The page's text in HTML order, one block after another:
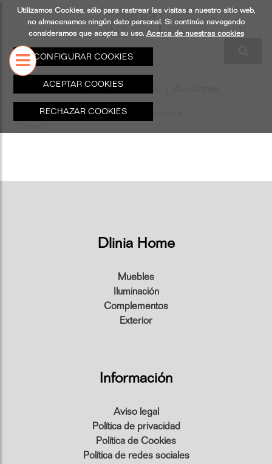
Utilizamos Cookies, sólo para rastrear las visitas a nuestro sitio web,
no almacenamos ningún dato personal. Si continúa navegando
consideramos que acepta su uso. Acerca de nuestras cookies
CONFIGURAR COOKIES
ACEPTAR COOKIES
RECHAZAR COOKIES
ILUMINACIÓN COMPLEMENTOS
Dlinia Home | Complementos
Este producto no existe o no está a la venta
Dlinia Home
Muebles
Iluminación
Complementos
Exterior
Información
Aviso legal
Política de privacidad
Política de Cookies
Política de redes sociales